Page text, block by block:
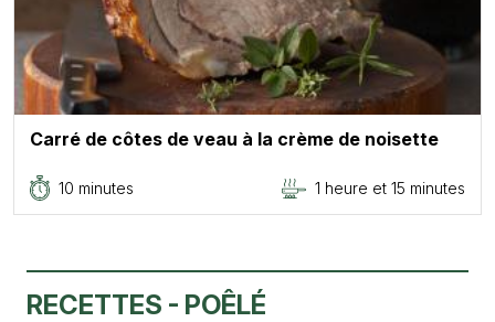
Carré de côtes de veau à la crème de noisette
10 minutes 1 heure et 15 minutes
RECETTES - POÊLÉ